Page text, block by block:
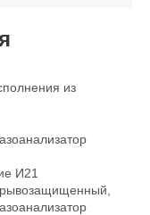
из
И21